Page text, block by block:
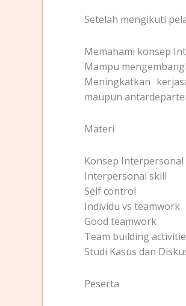
Setelah mengikuti
Memahami konsep
Mampu
Meningkatkan
maupun
Materi
Konsep Interpersonal
Interpersonal skill
Self control
Individu vs teamwork
Good teamwork
Team building
Studi Kasus dan
Peserta